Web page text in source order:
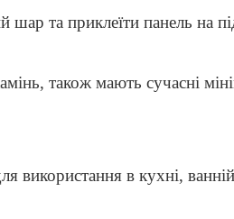
шар та приклеїти панель на
також мають сучасні
в кухні, ванній